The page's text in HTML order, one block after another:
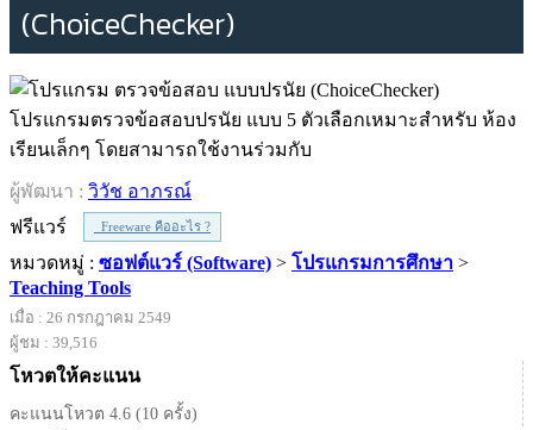
(ChoiceChecker)
โปรแกรมตรวจข้อสอบปรนัย แบบ 5 ตัวเลือกเหมาะสำหรับ ห้อง
เรียนเล็กๆ โดยสามารถใช้งานร่วมกับ
ผู้พัฒนา : วิวัช อาภรณ์
ฟรีแวร์
Freeware คืออะไร ?
หมวดหมู่ : ซอฟต์แวร์ (Software) > โปรแกรมการศึกษา >
Teaching Tools
เมื่อ : 26 กรกฎาคม 2549
ผู้ชม : 39,516
โหวตให้คะแนน
คะแนนโหวต 4.6 (10 ครั้ง)